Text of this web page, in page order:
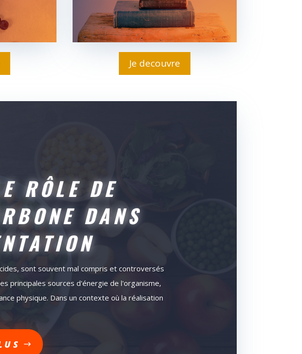
Je decouvre
RÔLE DE
DANS
sont souvent mal compris et controversés
principales sources d'énergie de l'organisme,
physique. Dans un contexte où la réalisation